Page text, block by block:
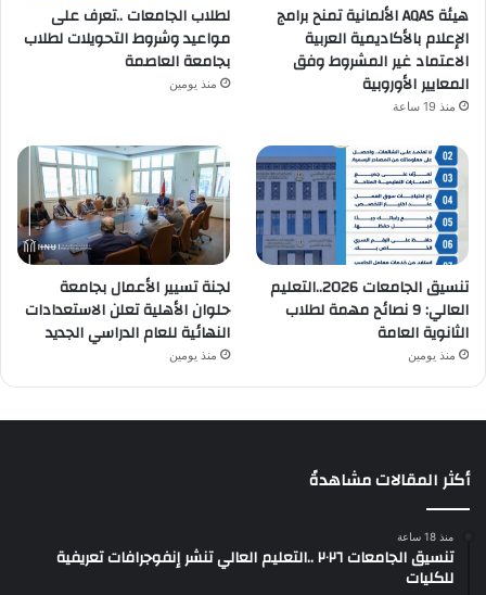
هيئة AQAS الألمانية تمنح برامج
الإعلام بالأكاديمية العربية
الاعتماد غير المشروط وفق
المعايير الأوروبية
منذ 19 ساعة
لطلاب الجامعات ..تعرف على
مواعيد وشروط التحويلات لطلاب
بجامعة العاصمة
منذ يومين
تنسيق الجامعات 2026..التعليم
العالي: 9 نصائح مهمة لطلاب
الثانوية العامة
منذ يومين
لجنة تسيير الأعمال بجامعة
حلوان الأهلية تعلن الاستعدادات
النهائية للعام الدراسي الجديد
منذ يومين
أكثر المقالات مشاهدةً
منذ 18 ساعة
تنسيق الجامعات ٢٠٢٦ ..التعليم العالي تنشر إنفوجرافات تعريفية
للكليات